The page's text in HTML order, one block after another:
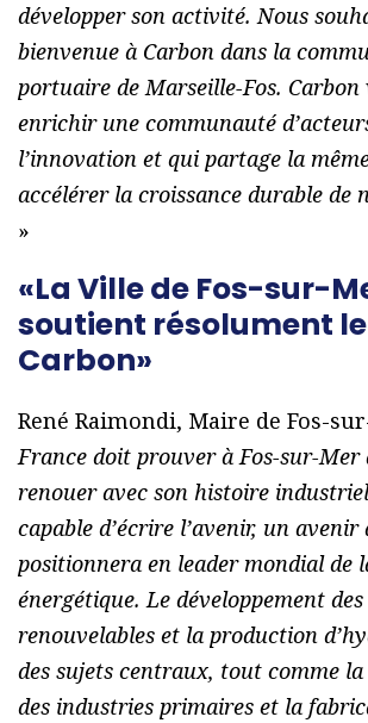
développer son activité. Nous
bienvenue à Carbon dans la
portuaire de Marseille-Fos.
enrichir une communauté
l’innovation et qui partage la
accélérer la croissance durable de
»
«La Ville de Fos-sur-
soutient résolument
Carbon»
René Raimondi, Maire de Fos-
France doit prouver à Fos-sur-Mer
renouer avec son histoire
capable d’écrire l’avenir, un
positionnera en leader mondial de
énergétique. Le développement
renouvelables et la production
des sujets centraux, tout comme
des industries primaires et la